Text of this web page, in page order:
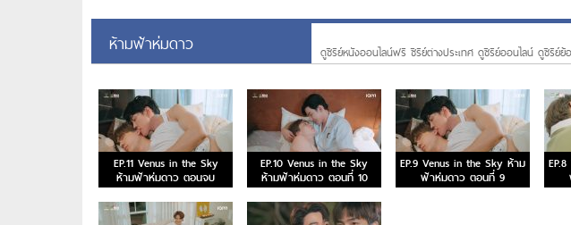
ห้ามฟ้าห่มดาว ดูซีรีย์หนังออนไลน์ฟรี ซีรีย์ต่างประเทศ ดูซีรีย์ออนไลน์ ดูซีรีย์ย้
EP.11 Venus in the Sky
ห้ามฟ้าห่มดาว ตอนจบ
EP.10 Venus in the Sky
ห้ามฟ้าห่มดาว ตอนที่ 10
EP.9 Venus in the Sky ห้าม
ฟ้าห่มดาว ตอนที่ 9